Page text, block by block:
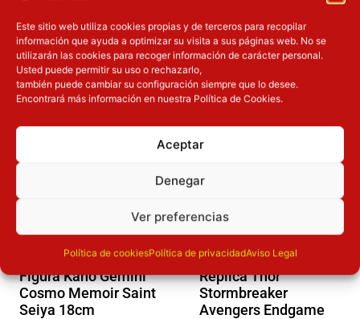
Este sitio web utiliza cookies propias y de terceros para recopilar
información que ayuda a optimizar su visita a sus páginas web. No se
utilizarán las cookies para recoger información de carácter personal.
Usted puede permitir su uso o rechazarlo,
también puede cambiar su configuración siempre que lo desee.
Encontrará más información en nuestra Política de Cookies.
Aceptar
Denegar
Ver preferencias
Política de cookiesPolítica de privacidadAviso Legal
OTROS PRODUCTOS QUE TE
PUEDEN INTERESAR
Inicie sesión
Novedades
Figura Kano Gemini
Cosmo Memoir Saint
Seiya 18cm
El precio original era: 32.90€.
El precio actual es: 24.67€.
Inicie sesión
Novedades
Replica Thor
Stormbreaker
Avengers Endgame
El precio original era: 129.90€.
El precio actual es: 110.41€.